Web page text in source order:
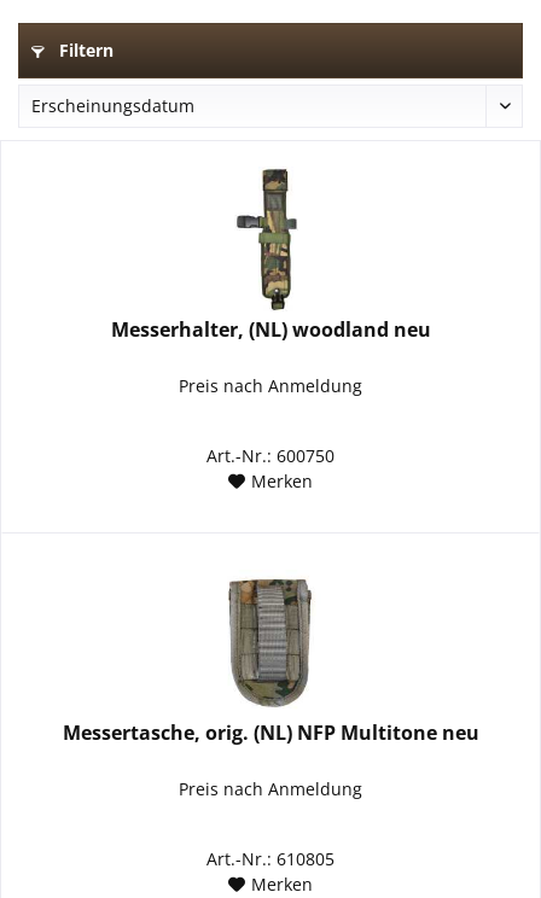
Filtern
Messerhalter, (NL) woodland neu
Preis nach Anmeldung
Art.-Nr.: 600750
Merken
Messertasche, orig. (NL) NFP Multitone neu
Preis nach Anmeldung
Art.-Nr.: 610805
Merken